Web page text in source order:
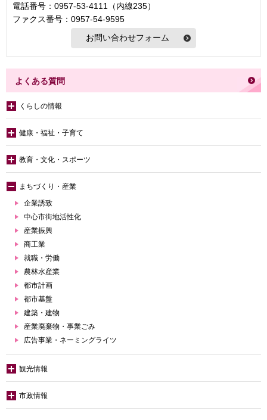
電話番号：0957-53-4111（内線235）
ファクス番号：0957-54-9595
よくある質問
くらしの情報
健康・福祉・子育て
教育・文化・スポーツ
まちづくり・産業
企業誘致
中心市街地活性化
産業振興
商工業
就職・労働
農林水産業
都市計画
都市基盤
建築・建物
産業廃棄物・事業ごみ
広告事業・ネーミングライツ
観光情報
市政情報